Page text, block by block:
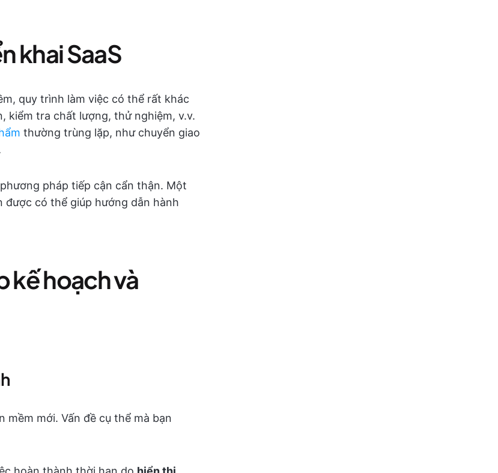
khai SaaS
quy trình làm việc có thể rất khác
kiểm tra chất lượng, thử nghiệm, v.v.
thường trùng lặp, như chuyển giao
pháp tiếp cận cẩn thận. Một
được có thể giúp hướng dẫn hành
kế hoạch và
mềm mới. Vấn đề cụ thể mà bạn